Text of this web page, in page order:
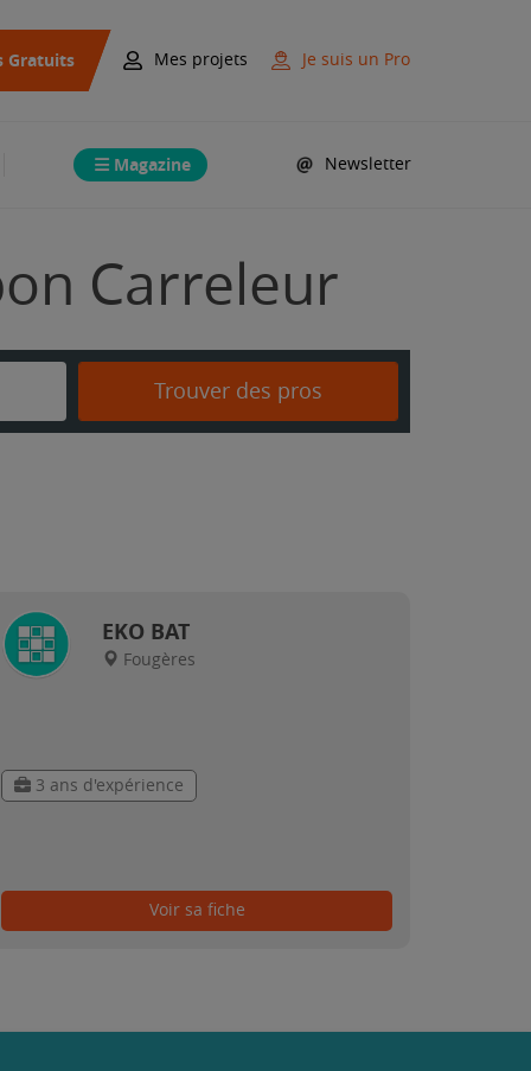
Gratuits Mes projets Je suis un Pro
Magazine Newsletter
Carreleur
Trouver des pros
EKO BAT
Fougères
3 ans d'expérience
Voir sa fiche